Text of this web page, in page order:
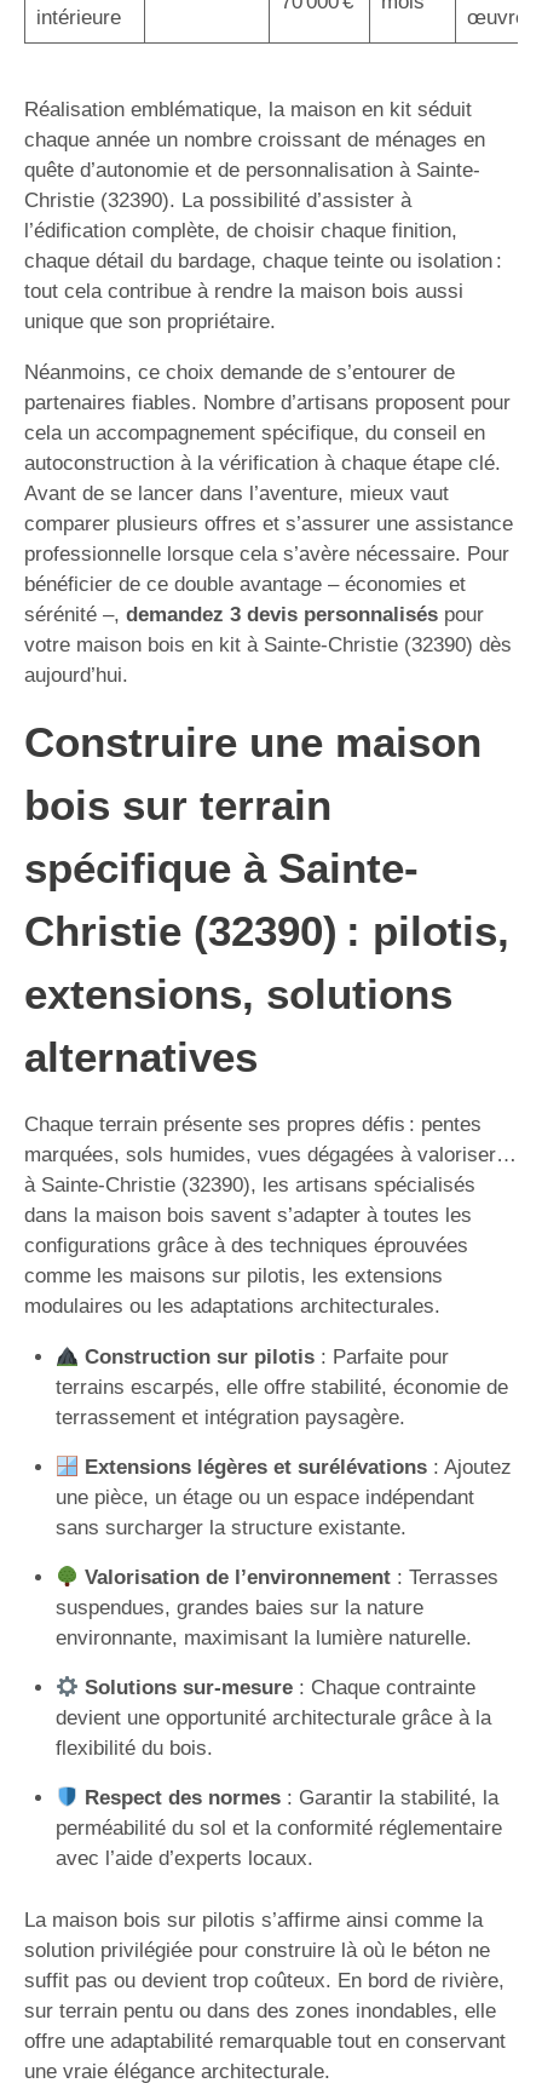
intérieure œuvre
Réalisation emblématique, la maison en kit séduit
chaque année un nombre croissant de ménages en
quête d’autonomie et de personnalisation à Sainte-
Christie (32390). La possibilité d’assister à
l’édification complète, de choisir chaque finition,
chaque détail du bardage, chaque teinte ou isolation :
tout cela contribue à rendre la maison bois aussi
unique que son propriétaire.
Néanmoins, ce choix demande de s’entourer de
partenaires fiables. Nombre d’artisans proposent pour
cela un accompagnement spécifique, du conseil en
autoconstruction à la vérification à chaque étape clé.
Avant de se lancer dans l’aventure, mieux vaut
comparer plusieurs offres et s’assurer une assistance
professionnelle lorsque cela s’avère nécessaire. Pour
bénéficier de ce double avantage – économies et
sérénité –, demandez 3 devis personnalisés pour
votre maison bois en kit à Sainte-Christie (32390) dès
aujourd’hui.
Construire une maison
bois sur terrain
spécifique à Sainte-
Christie (32390) : pilotis,
extensions, solutions
alternatives
Chaque terrain présente ses propres défis : pentes
marquées, sols humides, vues dégagées à valoriser…
à Sainte-Christie (32390), les artisans spécialisés
dans la maison bois savent s’adapter à toutes les
configurations grâce à des techniques éprouvées
comme les maisons sur pilotis, les extensions
modulaires ou les adaptations architecturales.
Construction sur pilotis: Parfaite pour
terrains escarpés, elle offre stabilité, économie de
terrassement et intégration paysagère.
Extensions légères et surélévations: Ajoutez
une pièce, un étage ou un espace indépendant
sans surcharger la structure existante.
Valorisation de l’environnement: Terrasses
suspendues, grandes baies sur la nature
environnante, maximisant la lumière naturelle.
Solutions sur-mesure: Chaque contrainte
devient une opportunité architecturale grâce à la
flexibilité du bois.
Respect des normes: Garantir la stabilité, la
perméabilité du sol et la conformité réglementaire
avec l’aide d’experts locaux.
La maison bois sur pilotis s’affirme ainsi comme la
solution privilégiée pour construire là où le béton ne
suffit pas ou devient trop coûteux. En bord de rivière,
sur terrain pentu ou dans des zones inondables, elle
offre une adaptabilité remarquable tout en conservant
une vraie élégance architecturale.